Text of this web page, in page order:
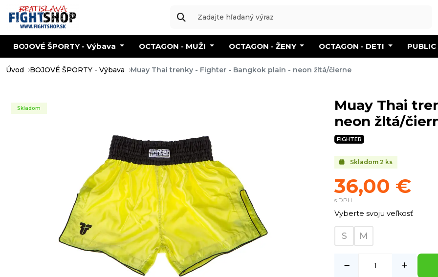
BOJOVÉ ŠPORTY - Výbava OCTAGON - MUŽI OCTAGON - ŽENY OCTAGON - DETI PUBLIC
Úvod BOJOVÉ ŠPORTY - Výbava Muay Thai trenky - Fighter - Bangkok plain - neon žltá/čierne
Skladom
Muay Thai
neon žltá/
FIGHTER
Skladom 2 ks
36,00 €
s DPH
Vyberte svoju veľkosť
S M